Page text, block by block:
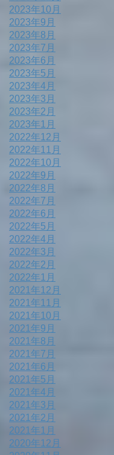
2023年10月
2023年9月
2023年8月
2023年7月
2023年6月
2023年5月
2023年4月
2023年3月
2023年2月
2023年1月
2022年12月
2022年11月
2022年10月
2022年9月
2022年8月
2022年7月
2022年6月
2022年5月
2022年4月
2022年3月
2022年2月
2022年1月
2021年12月
2021年11月
2021年10月
2021年9月
2021年8月
2021年7月
2021年6月
2021年5月
2021年4月
2021年3月
2021年2月
2021年1月
2020年12月